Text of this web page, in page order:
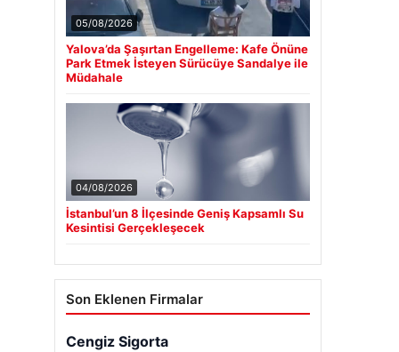
05/08/2026
Yalova’da Şaşırtan Engelleme: Kafe Önüne
Park Etmek İsteyen Sürücüye Sandalye ile
Müdahale
04/08/2026
İstanbul’un 8 İlçesinde Geniş Kapsamlı Su
Kesintisi Gerçekleşecek
Son Eklenen Firmalar
Cengiz Sigorta